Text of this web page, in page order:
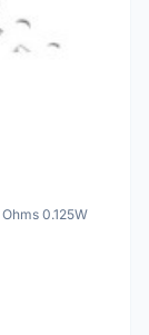
0.125W